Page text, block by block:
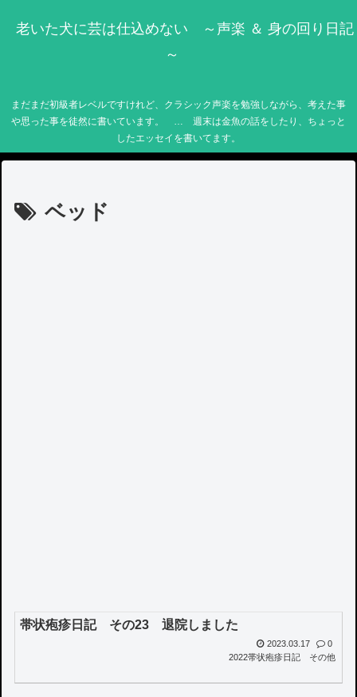
老いた犬に芸は仕込めない ～声楽 ＆ 身の回り日記
～
まだまだ初級者レベルですけれど、クラシック声楽を勉強しながら、考えた事
や思った事を徒然に書いています。 … 週末は金魚の話をしたり、ちょっと
したエッセイを書いてます。
ベッド
帯状疱疹日記 その23 退院しました
2023.03.17
0
2022帯状疱疹日記
その他